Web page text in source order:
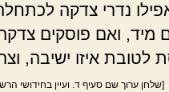
נדרי צדקה
מיד, ואם פוסקים
לטובת איזו ישיבה,
[שלחן ערוך שם סעיף ד. ועיין בחידושי